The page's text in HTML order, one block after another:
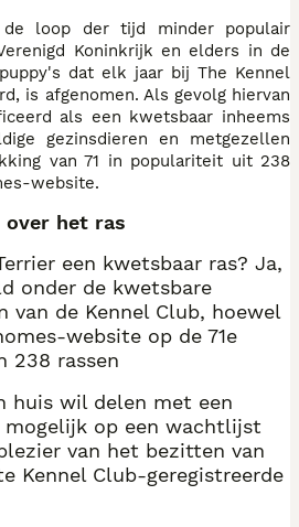
loop der tijd minder populair
Koninkrijk en elders in de
dat elk jaar bij The Kennel
is afgenomen. Als gevolg hiervan
als een kwetsbaar inheems
gezinsdieren en metgezellen
van 71 in populariteit uit 238
website.
het ras
een kwetsbaar ras? Ja,
onder de kwetsbare
van de Kennel Club, hoewel
website op de 71e
238 rassen
huis wil delen met een
mogelijk op een wachtlijst
van het bezitten van
Kennel Club-geregistreerde